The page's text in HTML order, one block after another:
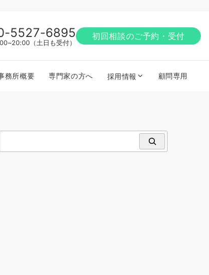
5527-6895
（土日も受付）
初回相談のご予約・受付
務所概要 専門家の方へ 採用情報 顧問専用